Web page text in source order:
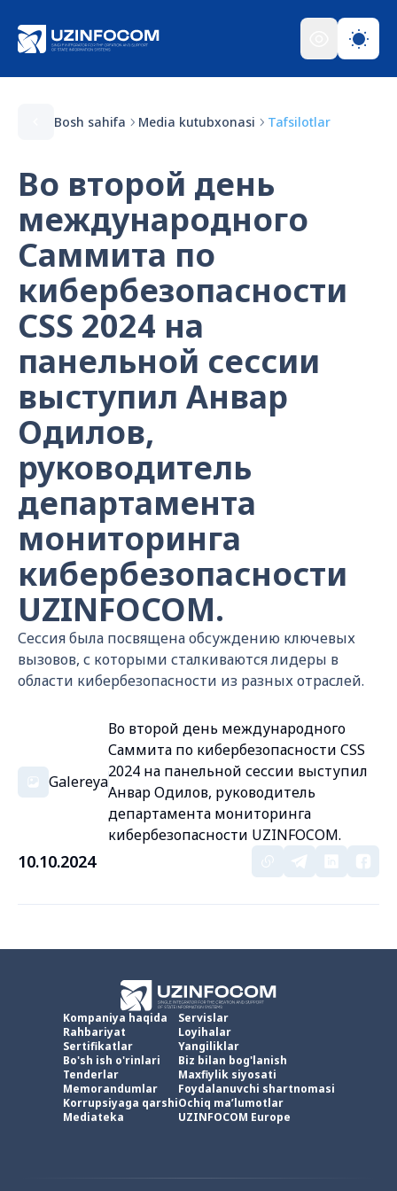
Bosh sahifa Media kutubxonasi Tafsilotlar
Во второй день
международного
Саммита по
кибербезопасности
CSS 2024 на
панельной сессии
выступил Анвар
Одилов,
руководитель
департамента
мониторинга
кибербезопасности
UZINFOCOM.
Сессия была посвящена обсуждению ключевых
вызовов, с которыми сталкиваются лидеры в
области кибербезопасности из разных отраслей.
Galereya
Во второй день международного
Саммита по кибербезопасности CSS
2024 на панельной сессии выступил
Анвар Одилов, руководитель
департамента мониторинга
кибербезопасности UZINFOCOM.
10.10.2024
Kompaniya haqida
Rahbariyat
Sertifikatlar
Bo'sh ish o'rinlari
Tenderlar
Memorandumlar
Korrupsiyaga qarshi
Mediateka
Servislar
Loyihalar
Yangiliklar
Biz bilan bog'lanish
Maxfiylik siyosati
Foydalanuvchi shartnomasi
Ochiq ma’lumotlar
UZINFOCOM Europe